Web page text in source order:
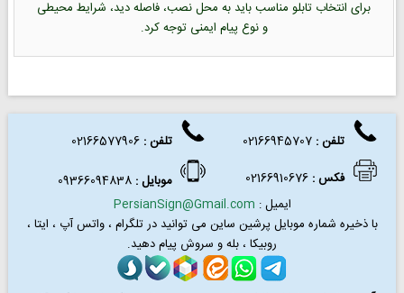
برای انتخاب تابلو مناسب باید به محل نصب، فاصله دید، شرایط محیطی
و نوع پیام ایمنی توجه کرد.
تلفن : تلفن:
02166577906
فکس:
02166910676 موبایل :
ایمیل : PersianSign@Gmail.com
با ذخیره شماره موبایل پرشین ساین می توانید درتلگرام ، واتس آپ ، ایتا ،
روبیکا ، بله و سروش پیام دهید.